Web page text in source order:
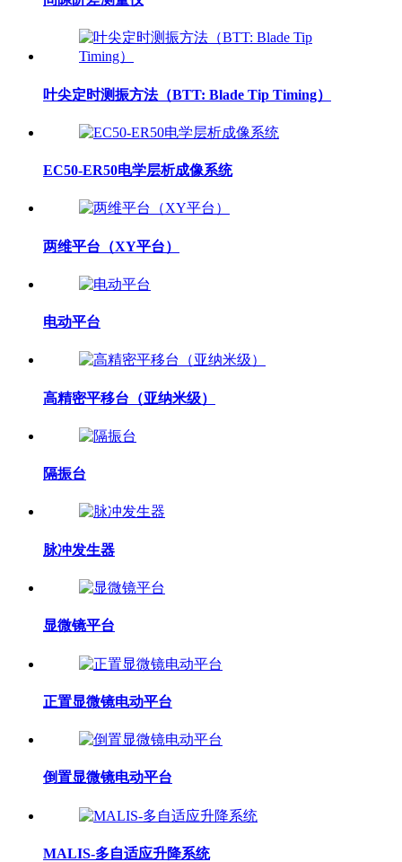
叶尖定时测振方法（BTT: Blade Tip Timing）
EC50-ER50电学层析成像系统
两维平台（XY平台）
电动平台
高精密平移台（亚纳米级）
隔振台
脉冲发生器
显微镜平台
正置显微镜电动平台
倒置显微镜电动平台
MALIS-多自适应升降系统